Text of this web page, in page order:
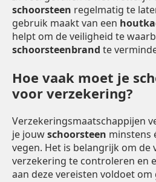
schoorsteen regelmatig te
gebruik maakt van een
helpt om de veiligheid te
schoorsteenbrand te
Hoe vaak moet je
voor verzekering?
Verzekeringsmaatschappijen
je jouwschoorsteen minstens
vegen. Het is belangrijk om
verzekering te controleren en
aan deze vereisten voldoet